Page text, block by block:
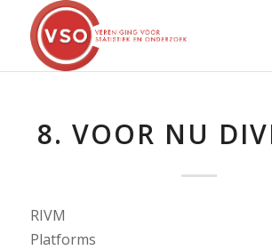
8. VOOR NU
RIVM
Platforms